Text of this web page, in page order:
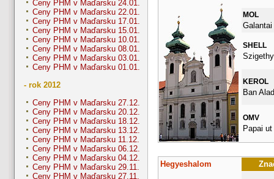
Ceny PHM v Maďarsku 24.01.
Ceny PHM v Maďarsku 22.01.
Ceny PHM v Maďarsku 17.01.
Ceny PHM v Maďarsku 15.01.
Ceny PHM v Maďarsku 10.01.
Ceny PHM v Maďarsku 08.01.
Ceny PHM v Maďarsku 03.01.
Ceny PHM v Maďarsku 01.01.
- rok 2012
Ceny PHM v Maďarsku 27.12.
Ceny PHM v Maďarsku 20.12.
Ceny PHM v Maďarsku 18.12.
Ceny PHM v Maďarsku 13.12.
Ceny PHM v Maďarsku 11.12.
Ceny PHM v Maďarsku 06.12.
Ceny PHM v Maďarsku 04.12.
Ceny PHM v Maďarsku 29.11.
Ceny PHM v Maďarsku 27.11.
MOL
Galantai
SHELL
KEROL
Ban
OMV
Papai
Hegyeshalom